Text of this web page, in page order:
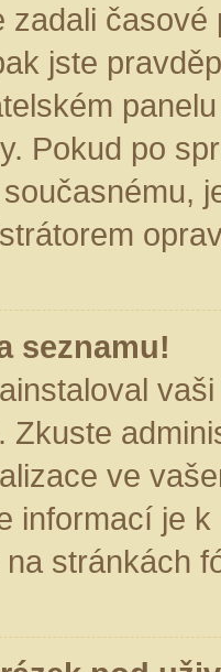
zadali
jste
Pokud po
seznamu!
Zkuste
ve
informací je
stránkách